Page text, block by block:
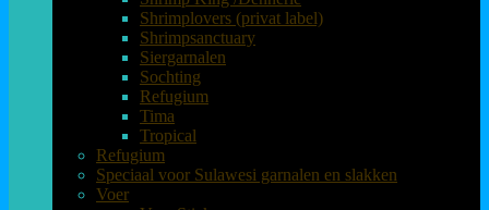
Shrimplovers (privat label)
Shrimpsanctuary
Siergarnalen
Sochting
Refugium
Tima
Tropical
Refugium
Speciaal voor Sulawesi garnalen en slakken
Voer